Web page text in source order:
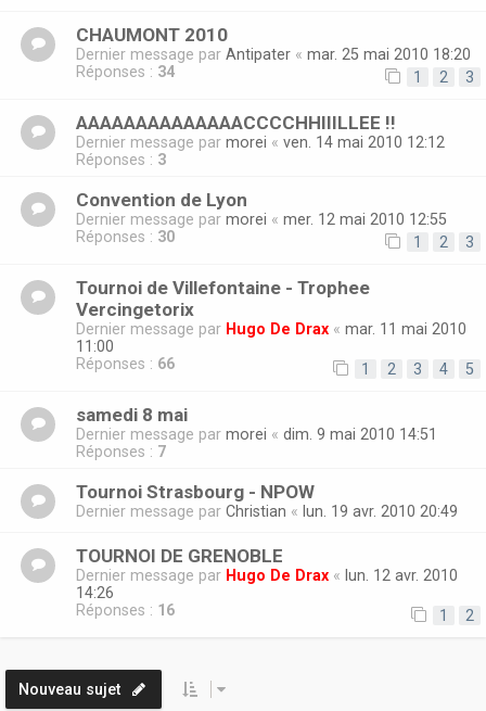
CHAUMONT 2010
Dernier message par Antipater « mar. 25 mai 2010 18:20
Réponses : 34 1 2 3
AAAAAAAAAAAAAACCCCHHIIILLEE !!
Dernier message par morei « ven. 14 mai 2010 12:12
Réponses : 3
Convention de Lyon
Dernier message par morei « mer. 12 mai 2010 12:55
Réponses : 30 1 2 3
Tournoi de Villefontaine - Trophee
Vercingetorix
Dernier message par Hugo De Drax « mar. 11 mai 2010
11:00
Réponses : 66 1 2 3 4 5
samedi 8 mai
Dernier message par morei « dim. 9 mai 2010 14:51
Réponses : 7
Tournoi Strasbourg - NPOW
Dernier message par Christian « lun. 19 avr. 2010 20:49
TOURNOI DE GRENOBLE
Dernier message par Hugo De Drax « lun. 12 avr. 2010
14:26
Réponses : 16 1 2
Nouveau sujet